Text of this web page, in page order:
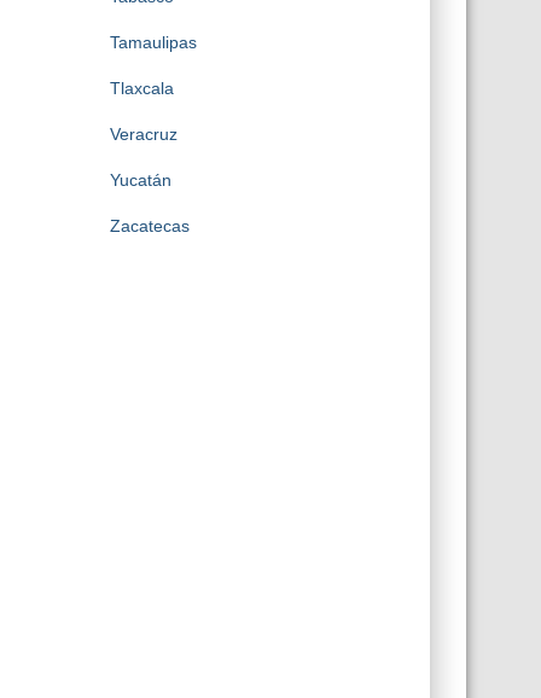
Tamaulipas
Tlaxcala
Veracruz
Yucatán
Zacatecas